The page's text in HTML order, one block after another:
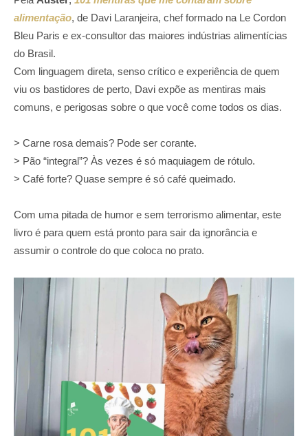
alimentação, de Davi Laranjeira, chef formado na Le Cordon
Bleu Paris e ex-consultor das maiores indústrias alimentícias
do Brasil.
Com linguagem direta, senso crítico e experiência de quem
viu os bastidores de perto, Davi expõe as mentiras mais
comuns, e perigosas sobre o que você come todos os dias.
> Carne rosa demais? Pode ser corante.
> Pão “integral”? Às vezes é só maquiagem de rótulo.
> Café forte? Quase sempre é só café queimado.
Com uma pitada de humor e sem terrorismo alimentar, este
livro é para quem está pronto para sair da ignorância e
assumir o controle do que coloca no prato.